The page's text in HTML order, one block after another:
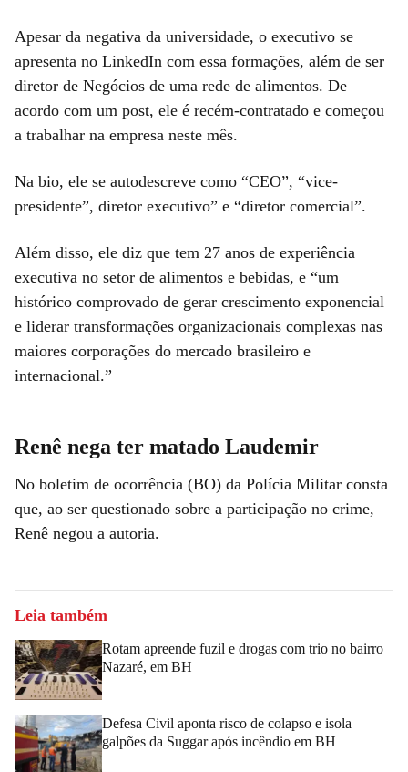
Apesar da negativa da universidade, o executivo se
apresenta no LinkedIn com essa formações, além de ser
diretor de Negócios de uma rede de alimentos. De
acordo com um post, ele é recém-contratado e começou
a trabalhar na empresa neste mês.
Na bio, ele se autodescreve como “CEO”, “vice-
presidente”, diretor executivo” e “diretor comercial”.
Além disso, ele diz que tem 27 anos de experiência
executiva no setor de alimentos e bebidas, e “um
histórico comprovado de gerar crescimento exponencial
e liderar transformações organizacionais complexas nas
maiores corporações do mercado brasileiro e
internacional.”
Renê nega ter matado Laudemir
No boletim de ocorrência (BO) da Polícia Militar consta
que, ao ser questionado sobre a participação no crime,
Renê negou a autoria.
Leia também
Rotam apreende fuzil e drogas com trio no bairro
Nazaré, em BH
Defesa Civil aponta risco de colapso e isola
galpões da Suggar após incêndio em BH